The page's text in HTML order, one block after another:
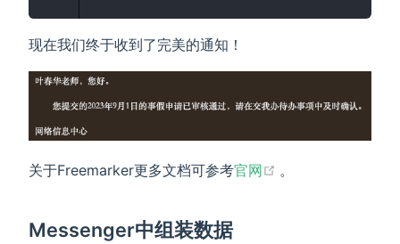
现在我们终于收到了完美的通知！
关于Freemarker更多文档可参考官网 。
Messenger中组装数据